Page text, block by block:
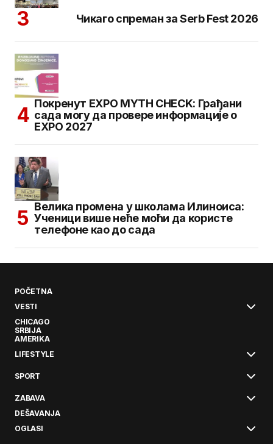
Чикаго спреман за Serb Fest 2026
Покренут EXPO MYTH CHECK: Грађани
сада могу да провере информације о
EXPO 2027
Велика промена у школама Илиноиса:
Ученици више неће моћи да користе
телефоне као до сада
POČETNA
VESTI
CHICAGO
SRBIJA
AMERIKA
LIFESTYLE
SPORT
ZABAVA
DEŠAVANJA
OGLASI